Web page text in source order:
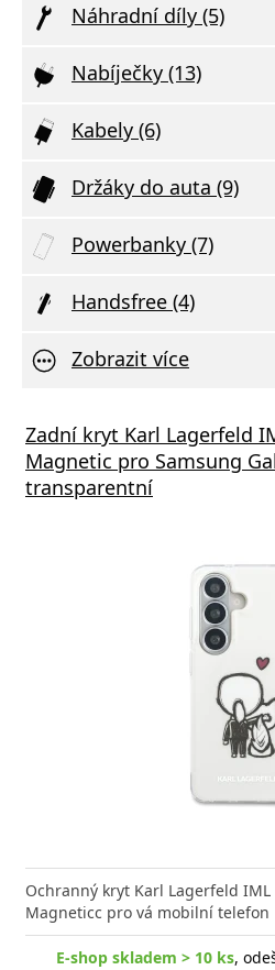
Náhradní díly (5)
Nabíječky (13)
Kabely (6)
Držáky do auta (9)
Powerbanky (7)
Handsfree (4)
Zobrazit více
Zadní kryt Karl Lagerfeld
Magnetic pro Samsung
transparentní
Ochranný kryt Karl Lagerfeld IML
Magneticc pro vá mobilní telefon
E-shop skladem > 10 ks,
Nabíječka Xiaomi MDY-
Xiaomi s podporou
bleskurychle
skladem > 10 ks, odešleme v